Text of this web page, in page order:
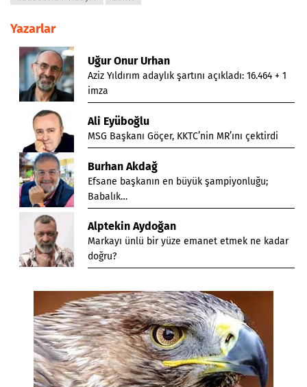
Yazarlar
Uğur Onur Urhan
Aziz Yıldırım adaylık şartını açıkladı: 16.464 + 1
imza
Ali Eyüboğlu
MSG Başkanı Göçer, KKTC’nin MR’ını çektirdi
Burhan Akdağ
Efsane başkanın en büyük şampiyonluğu;
Babalık…
Alptekin Aydoğan
Markayı ünlü bir yüze emanet etmek ne kadar
doğru?